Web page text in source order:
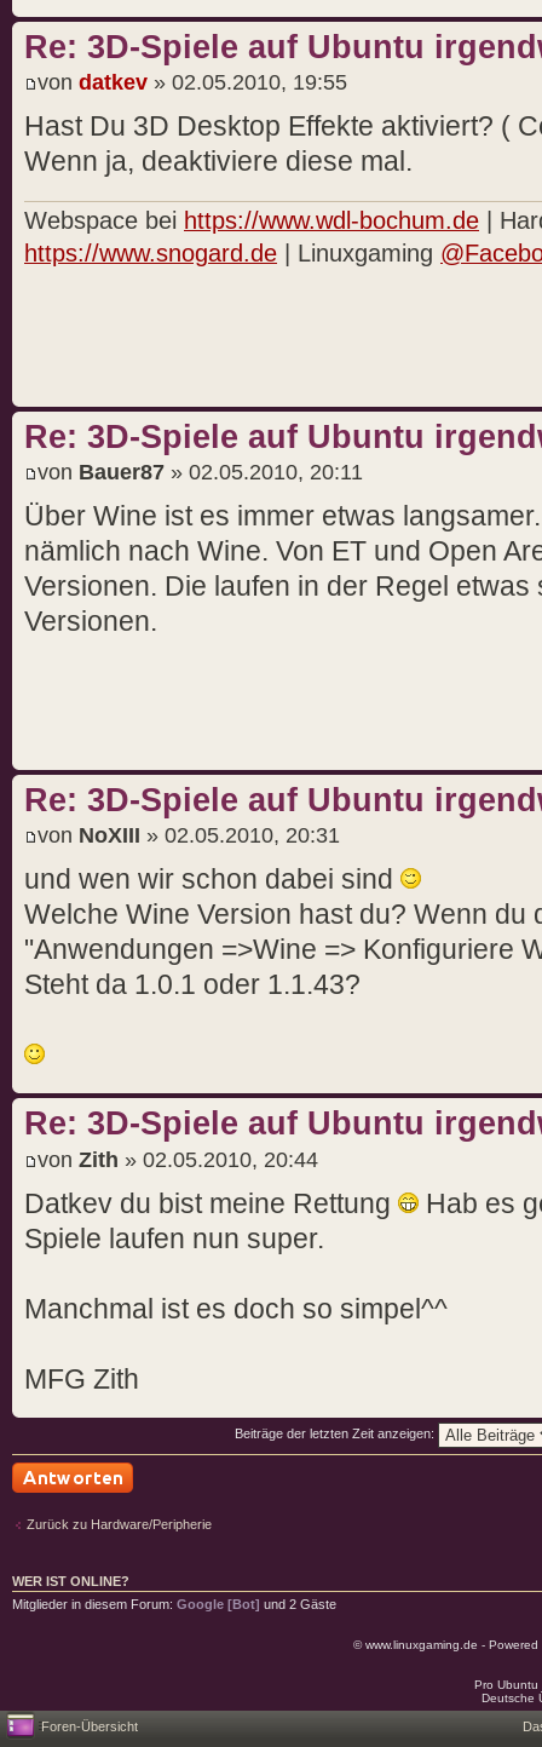
Re: 3D-Spiele auf Ubuntu
von datkev » 02.05.2010, 19:55
Hast Du 3D Desktop Effekte aktiviert? (
Wenn ja, deaktiviere diese mal.
Webspace bei https://www.wdl-bochum.de |
https://www.snogard.de | Linuxgaming
Re: 3D-Spiele auf Ubuntu
von Bauer87 » 02.05.2010, 20:11
Über Wine ist es immer etwas
nämlich nach Wine. Von ET und Open
Versionen. Die laufen in der Regel
Versionen.
Re: 3D-Spiele auf Ubuntu
von NoXIII » 02.05.2010, 20:31
und wen wir schon dabei sind
Welche Wine Version hast du? Wenn du
"Anwendungen =>Wine => Konfiguriere
Steht da 1.0.1 oder 1.1.43?
Re: 3D-Spiele auf Ubuntu
von Zith » 02.05.2010, 20:44
Datkev du bist meine Rettung
Hab es
Spiele laufen nun super.
Manchmal ist es doch so simpel^^
MFG Zith
Beiträge der letzten Zeit anzeigen:
Zurück zu Hardware/Peripherie
WER IST ONLINE?
Mitglieder in diesem Forum: Google [Bot] und 2 Gäste
© www.linuxgaming.de -
Pro
Deutsche
Foren-Übersicht